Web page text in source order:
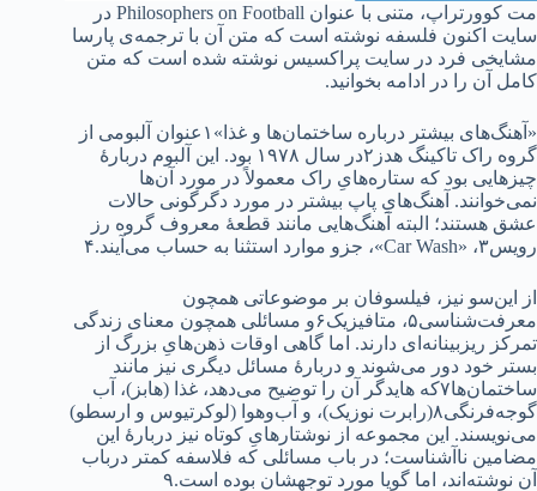
مت کوورتراپ، متنی با عنوان Philosophers on Football در
سایت اکنون فلسفه نوشته است که متن آن با ترجمه‌ی پارسا
مشایخی فرد در سایت پراکسیس نوشته شده است که متن
کامل آن را در ادامه بخوانید.
«آهنگ‌های بیشتر درباره ساختمان‌ها و غذا»۱عنوان آلبومی از
گروه راک تاکینگ هدز۲در سال ۱۹۷۸ بود. این آلبوم دربارۀ
چیزهایی بود که ستاره‌هایِ راک معمولاً در مورد آن‌ها
نمی‌خوانند. آهنگ‌هایِ پاپ بیشتر در مورد دگرگونی حالات
عشق هستند؛ البته آهنگ‌هایی مانند قطعۀ معروف گروه رز
رویس۳، «Car Wash»، جزو موارد استثنا به‌ حساب می‌آیند.۴
از این‌سو نیز، فیلسوفان بر موضوعاتی همچون
معرفت‌شناسی۵، متافیزیک۶و مسائلی همچون معنای زندگی
تمرکز ریزبینانه‌ای دارند. اما گاهی اوقات ذهن‌هایِ بزرگ از
بستر خود دور می‌شوند و دربارۀ مسائل دیگری نیز مانند
ساختمان‌ها۷که هایدگر آن را توضیح می‌‌دهد، غذا (هابز)، آب
گوجه‌فرنگی۸(رابرت نوزیک)، و آب‎‌وهوا (لوکرتیوس و ارسطو)
می‌نویسند. این مجموعه از نوشتارهایِ کوتاه نیز دربارۀ این
مضامین ناآشناست؛ در باب مسائلی که فلاسفه کمتر درباب
آن نوشته‌اند، اما گویا مورد توجهشان بوده است.۹